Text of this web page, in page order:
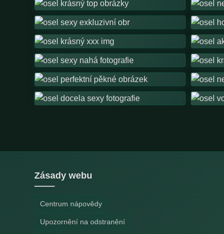
Zásady webu
Centrum nápovědy
Upozornění na odstranění